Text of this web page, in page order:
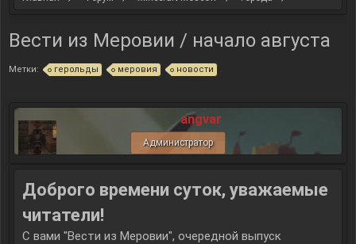
Вести из Меровии / начало августа
Метки: герольды меровия новости
angvar
Администратор
Доброго времени суток, уважаемые
читатели!
С вами "Вести из Меровии", очередной выпуск